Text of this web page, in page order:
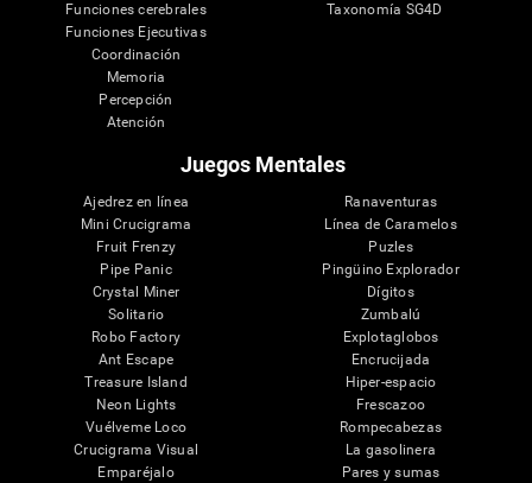
Funciones cerebrales
Funciones Ejecutivas
Coordinación
Memoria
Percepción
Atención
Taxonomía SG4D
Juegos Mentales
Ajedrez en línea
Mini Crucigrama
Fruit Frenzy
Pipe Panic
Crystal Miner
Solitario
Robo Factory
Ant Escape
Treasure Island
Neon Lights
Vuélveme Loco
Crucigrama Visual
Emparéjalo
Ranaventuras
Línea de Caramelos
Puzles
Pingüino Explorador
Dígitos
Zumbalú
Explotaglobos
Encrucijada
Hiper-espacio
Frescazoo
Rompecabezas
La gasolinera
Pares y sumas